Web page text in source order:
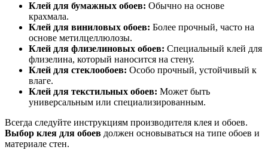
Клей для бумажных обоев: Обычно на основе
крахмала.
Клей для виниловых обоев: Более прочный, часто на
основе метилцеллюлозы.
Клей для флизелиновых обоев: Специальный клей для
флизелина, который наносится на стену.
Клей для стеклообоев: Особо прочный, устойчивый к
влаге.
Клей для текстильных обоев: Может быть
универсальным или специализированным.
Всегда следуйте инструкциям производителя клея и обоев.
Выбор клея для обоев должен основываться на типе обоев и
материале стен.